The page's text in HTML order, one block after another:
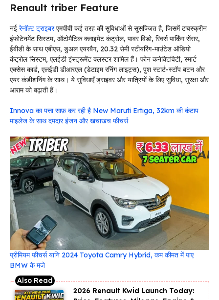
Renault triber Feature
नई रेनॉल्ट ट्राइबरएमपीवी कई तरह की सुविधाओं से सुसज्जित है, जिसमें टचस्क्रीन
इंफोटेनमेंट सिस्टम, ऑटोमैटिक क्लाइमेट कंट्रोल, पावर विंडो, रिवर्स पार्किंग सेंसर,
ईबीडी के साथ एबीएस, डुअल एयरबैग, 20.32 सेमी स्टीयरिंग-माउंटेड ऑडियो
कंट्रोल सिस्टम, एलईडी इंस्ट्रूमेंट क्लस्टर शामिल हैं। फोन कनेक्टिविटी, स्मार्ट
एक्सेस कार्ड, एलईडी डीआरएल (डेटाइम रनिंग लाइट्स), पुश स्टार्ट-स्टॉप बटन और
एयर कंडीशनिंग के साथ। ये सुविधाएँ ड्राइवर और यात्रियों के लिए सुविधा, सुरक्षा और
आराम को बढ़ाती हैं।
Innova का पत्ता साफ़ कर रही है New Maruti Ertiga, 32km की कंटाप
माइलेज के साथ दमदार इंजन और खचाखच फीचर्स
प्रीमियम फीचर्स यानि 2024 Toyota Camry Hybrid, कम कीमत में पाए
BMW के मजे
2026 Renault Kwid Launch Today: